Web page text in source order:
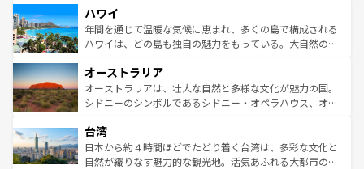
ば市内交通費無料で観光を楽しむこともできる。 なお、新
着のスイス情報はコンテンツ一覧 を参照してほしい。
のような巨大都市は、観光、ショッピング、エンターテイ
ンメントが詰まった刺激的なスポットだ。一方、アメリカ
西部には大自然が広がり、グランドキャニオンやイエロー
部のニューオーリンズでは、音楽と美食が融合した独特の
文化が魅力。旅行者はアメリカの各地域で異なる魅力を楽
しみながら、その多様性と豊かな歴史を感じることができ
ならではの贅沢な旅のスタイルだ。 なお、新着のアメリカ
情報はコンテンツ一覧を参照してほしい。
ハワイ
年間を通じて温暖な気候に恵まれ、多くの島で構成される
ハワイは、どの島も独自の魅力をもっている。大自然の神
ワイ島は見逃せない。また、定番の観光地といえばオアフ
島だが、静かな自然を求めるならマウイ島やカウアイ島が
おすすめ。エメラルドグリーンに輝く海をはじめ、豊かな
れるおもてなしの心で訪れる人々を迎えてくれるハワイの
人々、おいしいローカルフードやハワイアンミュージッ
ク、伝統的なフラダンスなど、すべてがハワイの魅力を彩
オーストラリア
オーストラリアは、壮大な自然と多様な文化が魅力の国。
シドニーのシンボルであるシドニー・オペラハウス、オー
リアリーフや大陸中央部にそびえるウルル（エアーズロッ
ク）、タスマニアの美しい原生林やケアンズの熱帯雨林な
ど、見どころがたくさん。また、カフェやワイン、オージ
台湾
日本から約４時間ほどでたどり着く台湾は、多彩な文化と
自然が織りなす魅力的な観光地。活気あふれる大都市の台